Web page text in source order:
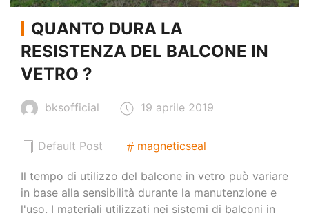
QUANTO DURA LA
RESISTENZA DEL BALCONE IN
VETRO ?
bksofficial 19 aprile 2019
Default Post magneticseal
Il tempo di utilizzo del balcone in vetro può variare
in base alla sensibilità durante la manutenzione e
l'uso. I materiali utilizzati nei sistemi di balconi in